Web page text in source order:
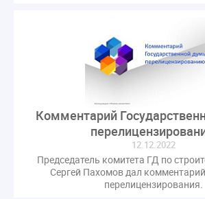
Свидетельство о поверке
Собрание
Соглашение о сотрудничестве
Статья
Судебная практика ЖКХ
арендатор
выбор УК
гарантийная управляющая компания
Комментарий
12.12.2022
Председатель комитета ГД по
Сергей Пахомов дал
перелицензирования.